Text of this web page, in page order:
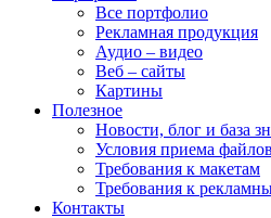
Все портфолио
Рекламная продукция
Аудио – видео
Веб – сайты
Картины
Полезное
Новости, блог и база
Условия приема
Требования к макетам
Требования к
Контакты